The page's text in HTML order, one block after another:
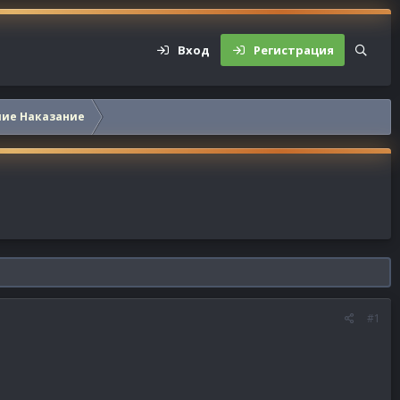
Вход Регистрация
Наказание
#1